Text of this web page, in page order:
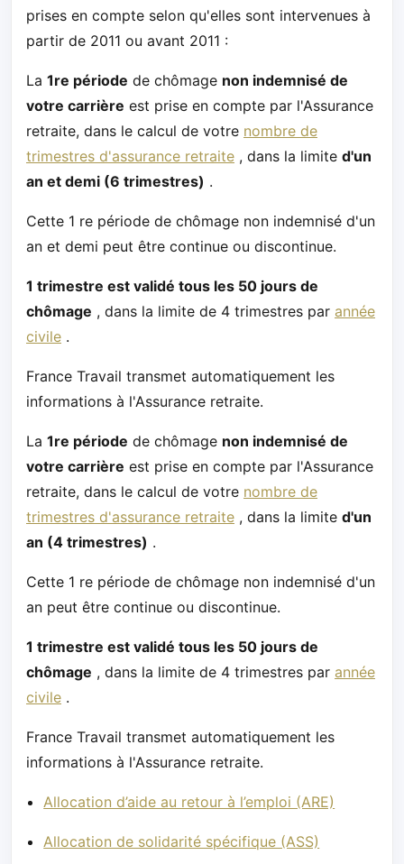
prises en compte selon qu'elles sont intervenues à
partir de 2011 ou avant 2011 :
La 1re période de chômage non indemnisé de
votre carrière est prise en compte par l'Assurance
retraite, dans le calcul de votre nombre de
trimestres d'assurance retraite , dans la limite d'un
an et demi (6 trimestres) .
Cette 1 re période de chômage non indemnisé d'un
an et demi peut être continue ou discontinue.
1 trimestre est validé tous les 50 jours de
chômage , dans la limite de 4 trimestres par année
civile .
France Travail transmet automatiquement les
informations à l'Assurance retraite.
La 1re période de chômage non indemnisé de
votre carrière est prise en compte par l'Assurance
retraite, dans le calcul de votre nombre de
trimestres d'assurance retraite , dans la limite d'un
an (4 trimestres) .
Cette 1 re période de chômage non indemnisé d'un
an peut être continue ou discontinue.
1 trimestre est validé tous les 50 jours de
chômage , dans la limite de 4 trimestres par année
civile .
France Travail transmet automatiquement les
informations à l'Assurance retraite.
Allocation d’aide au retour à l’emploi (ARE)
Allocation de solidarité spécifique (ASS)